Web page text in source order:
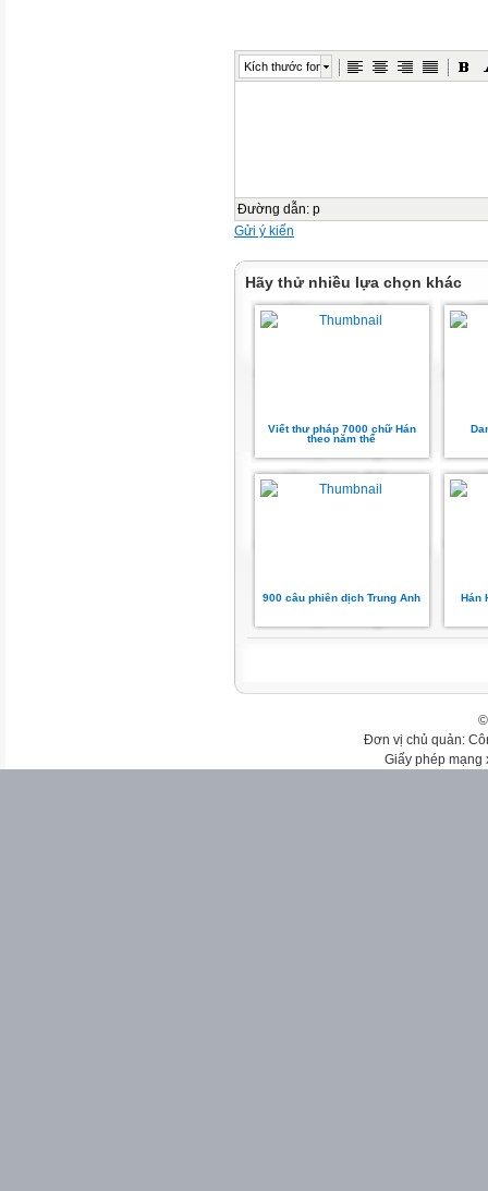
Kích thước font
Đường dẫn: p
Gửi ý kiến
Hãy thử nhiều lựa chọn khác
Viết thư pháp 7000 chữ Hán
theo năm thể
900 câu phiên dịch Trung Anh Hán
Đơn vị chủ quản:
Giấy phép mạng